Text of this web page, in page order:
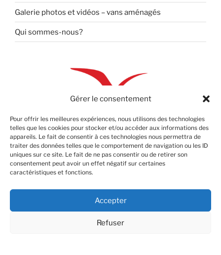
Gérer le consentement
Pour offrir les meilleures expériences, nous utilisons des technologies
telles que les cookies pour stocker et/ou accéder aux informations des
appareils. Le fait de consentir à ces technologies nous permettra de
traiter des données telles que le comportement de navigation ou les ID
uniques sur ce site. Le fait de ne pas consentir ou de retirer son
consentement peut avoir un effet négatif sur certaines
caractéristiques et fonctions.
Accepter
Refuser
Galerie photos et vidéos – vans aménagés
Qui sommes-nous?
Chèques vacances acceptés
pour la location de vans
Pinterest
Facebook
YouTube
LinkedIn
Instagram